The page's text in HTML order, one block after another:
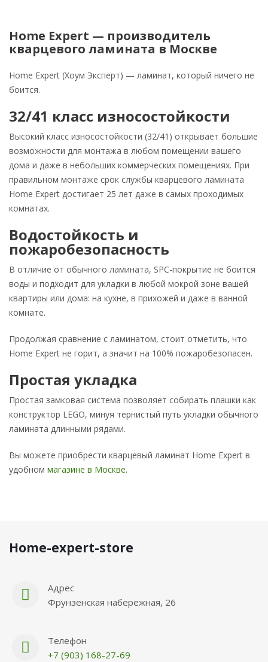
Home Expert — производитель
кварцевого ламината в Москве
Home Expert (Хоум Эксперт) — ламинат, который ничего не
боится.
32/41 класс износостойкости
Высокий класс износостойкости (32/41) открывает большие
возможности для монтажа в любом помещении вашего
дома и даже в небольших коммерческих помещениях. При
правильном монтаже срок службы кварцевого ламината
Home Expert достигает 25 лет даже в самых проходимых
комнатах.
Водостойкость и
пожаробезопасность
В отличие от обычного ламината, SPC-покрытие не боится
воды и подходит для укладки в любой мокрой зоне вашей
квартиры или дома: на кухне, в прихожей и даже в ванной
комнате.
Продолжая сравнение с ламинатом, стоит отметить, что
Home Expert не горит, а значит на 100% пожаробезопасен.
Простая укладка
Простая замковая система позволяет собирать плашки как
конструктор LEGO, минуя тернистый путь укладки обычного
ламината длинными рядами.
Вы можете приобрести кварцевый ламинат Home Expert в
удобном магазине в Москве.
Нome-expert-store
Адрес
Фрунзенская набережная, 26
Телефон
+7 (903) 168-27-69